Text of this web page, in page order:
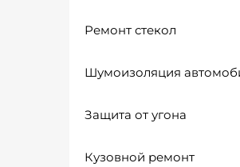
Ремонт стекол
Шумоизоляция
Защита от угона
Кузовной ремонт